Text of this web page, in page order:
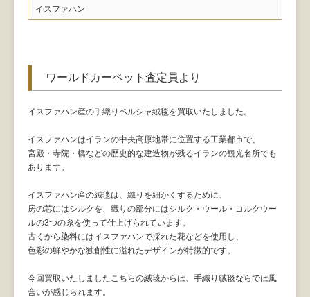
イスファハン
ワールドカーペット査定員より
イスファハン産の手織りペルシャ絨毯を買取いたしました。
イスファハンはイランの中央高原地帯に位置する工業都市で、
宮殿・寺院・橋などの歴史的な建造物が残るイランの観光名所でも
あります。
イスファハン産の絨毯は、織りを細かくするために、
房の芯にはシルクを、織りの部分にはシルク・ウール・コルクウー
ルの3つの糸を使って仕上げられています。
古くから染料にはイスファハンで採れた花などを使用し、
色彩の鮮やかな独創性に溢れたデザインが特徴的です。
今回買取いたしましたこちらの絨毯からは、手織り絨毯ならでは風
合いが感じられます。